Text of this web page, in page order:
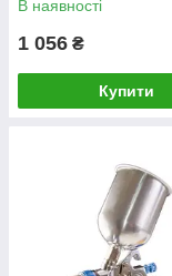
В наявності
1 056 ₴
Купити